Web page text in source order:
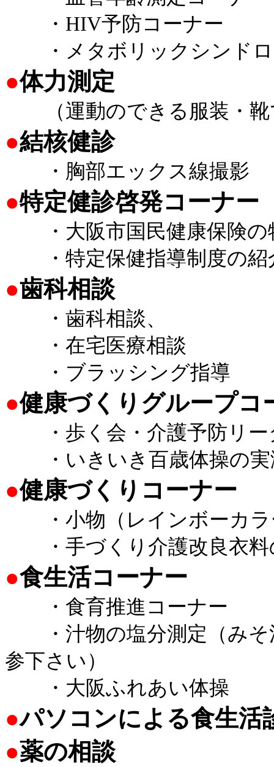
・HIV予防コーナー
・メタボリックシンドロ
●体力測定
（運動のできる服装・靴
●結核健診
・胸部エックス線撮影
●特定健診啓発コーナー
・大阪市国民健康保険の
・特定保健指導制度の紹
●歯科相談
・歯科相談、
・在宅医療相談
・ブラッシング指導
●健康づくりグループコ
・歩く会・介護予防リー
・いきいき百歳体操の実
●健康づくりコーナー
・小物（レインボーカラ
・手づくり介護改良衣料
●食生活コーナー
・食育推進コーナー
・汁物の塩分測定（みそ
参下さい）
・大阪ふれあい体操
●パソコンによる食生活
●薬の相談